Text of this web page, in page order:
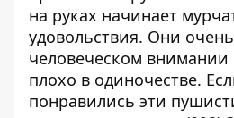
на руках начинает
удовольствия. Они
человеческом
плохо в одиночестве.
понравились эти